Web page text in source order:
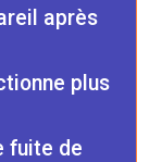
après
plus
fuite de